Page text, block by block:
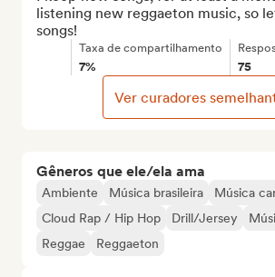
Gêneros que ele/ela ama
Ambiente Música brasileira
Música
Cloud Rap / Hip Hop
Drill/Jersey
Reggae
Reggaeton
listening new reggaeton music, so
songs!
Taxa de compartilhamento
7% 75
Ver curadores